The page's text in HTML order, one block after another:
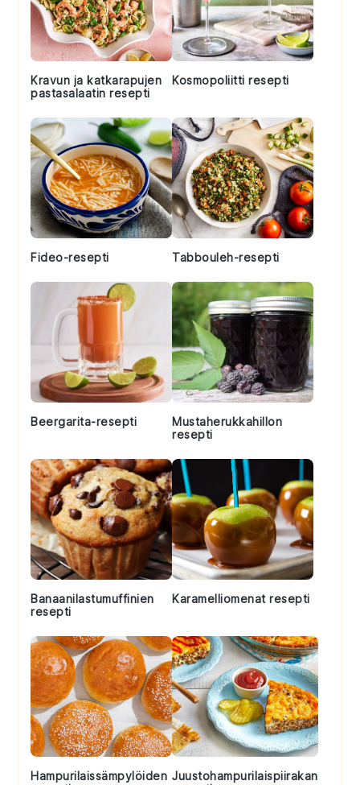
Kravun ja katkarapujen
pastasalaatin resepti
Kosmopoliitti resepti
Fideo-resepti Tabbouleh-resepti
Beergarita-resepti
Mustaherukkahillon
resepti
Banaanilastumuffinien
resepti
Karamelliomenat resepti
Hampurilaissämpylöiden Juustohampurilaispiirakan